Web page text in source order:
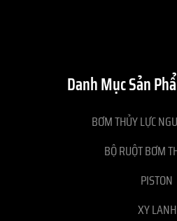
Danh Mục Sản
BƠM THỦY LỰC
BỘ RUỘT BƠM
PISTON
XY LANH